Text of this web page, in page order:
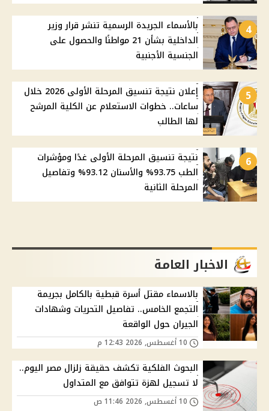
4
بالأسماء الجريدة الرسمية تنشر قرار وزير
الداخلية بشأن 21 مواطنًا والحصول على
الجنسية الأجنبية
5
إعلان نتيجة تنسيق المرحلة الأولى 2026 خلال
ساعات.. خطوات الاستعلام عن الكلية المرشح
لها الطالب
6
نتيجة تنسيق المرحلة الأولى غدًا ومؤشرات
الطب 93.75% والأسنان 93.12% وتفاصيل
المرحلة الثانية
الاخبار العامة
بالاسماء مقتل أسرة قبطية بالكامل بجريمة
التجمع الخامس.. تفاصيل التحريات وشهادات
الجيران حول الواقعة
البحوث الفلكية تكشف حقيقة زلزال مصر اليوم..
لا تسجيل لهزة تتوافق مع المتداول